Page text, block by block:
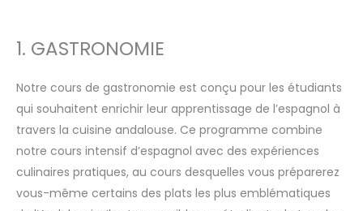
1. GASTRONOMIE
Notre cours de gastronomie est conçu pour les étudiants
qui souhaitent enrichir leur apprentissage de l’espagnol à
travers la cuisine andalouse. Ce programme combine
notre cours intensif d’espagnol avec des expériences
culinaires pratiques, au cours desquelles vous préparerez
vous-même certains des plats les plus emblématiques